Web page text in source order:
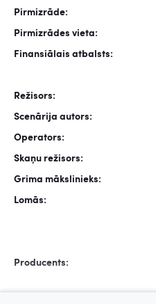
Pirmizrāde:
Pirmizrādes vieta:
Finansiālais atbalsts:
Režisors:
Scenārija autors:
Operators:
Skaņu režisors:
Grima mākslinieks:
Lomās:
Producents: